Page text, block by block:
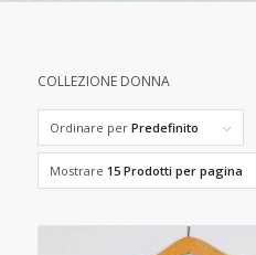
COLLEZIONE DONNA
Ordinare per Predefinito
Mostrare 15 Prodotti per pagina